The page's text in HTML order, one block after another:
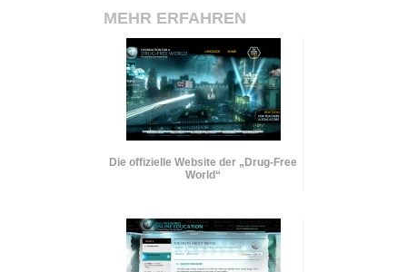
MEHR ERFAHREN
Die offizielle Website der „Drug-Free
World“